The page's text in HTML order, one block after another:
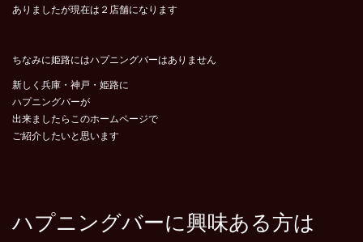
ありましたが現在は２店舗になります
ちなみに姫路にはハプニングバーはありません
新しく兵庫・神戸・姫路に
ハプニングバーが
出来ましたらこのホームページで
ご紹介したいと思います
ハプニングバーに興味ある方は